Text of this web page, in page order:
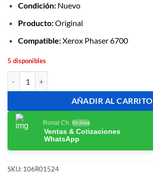
Condición:Nuevo
Producto:Original
Compatible:Xerox Phaser 6700
5 disponibles
AÑADIR AL CARRITO
Ronal Ch. En línea
Ventas & Cotizaciones
WhatsApp
SKU: 106R01524